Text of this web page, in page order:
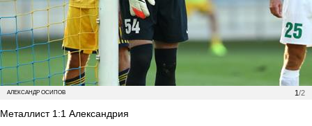
1/2
АЛЕКСАНДР ОСИПОВ
Металлист 1:1 Александрия